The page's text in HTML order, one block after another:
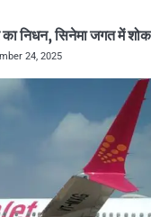
का निधन, सिनेमा जगत में
24, 2025